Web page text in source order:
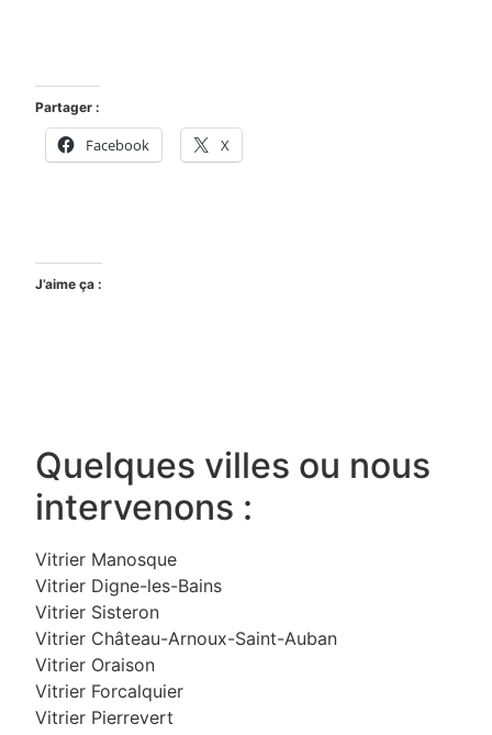
Partager :
Facebook X
J’aime ça :
Quelques villes ou nous
intervenons :
Vitrier Manosque
Vitrier Digne-les-Bains
Vitrier Sisteron
Vitrier Château-Arnoux-Saint-Auban
Vitrier Oraison
Vitrier Forcalquier
Vitrier Pierrevert